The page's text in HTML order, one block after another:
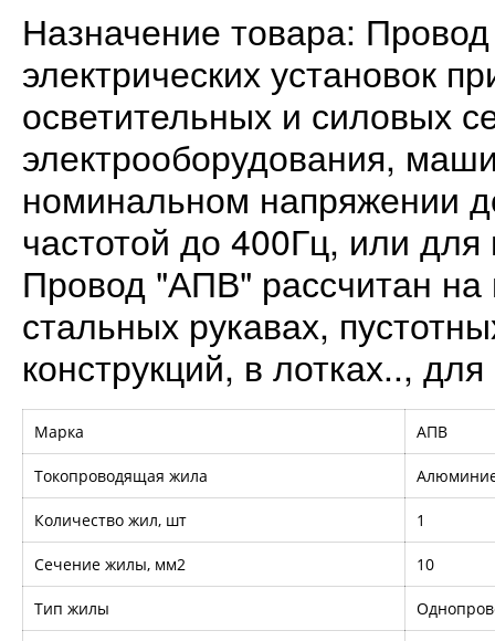
Назначение товара:
электрических установок
осветительных и силовых
электрооборудования,
номинальном напряжении
частотой до 400Гц, или
Провод "АПВ" рассчитан на
стальных рукавах,
конструкций, в лотках..,
Марка АПВ
Токопроводящая жила
Количество жил, шт 1
Сечение жилы, мм2 10
Тип жилы